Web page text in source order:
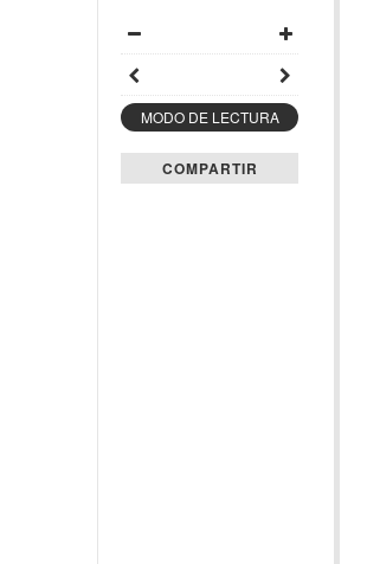
MODO DE LECTURA
COMPARTIR